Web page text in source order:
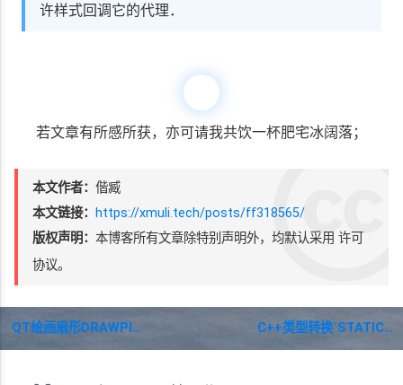
许样式回调它的代理．
若文章有所感所获，亦可请我共饮一杯肥宅冰阔落；
本文作者： 偕臧
本文链接： https://xmuli.tech/posts/ff318565/
版权声明： 本博客所有文章除特别声明外，均默认采用 许可
协议。
QT绘画扇形DRAWPIE()和反三角函数QACOS() C++类型转换`STATIC_CAST`，`DYNAMIC_CAST`，`CONST_CAST`，`REINTERPRET_CAST`